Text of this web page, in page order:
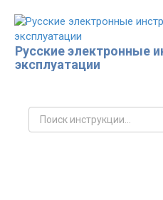
контенту
Русские электронные
эксплуатации
Поиск: